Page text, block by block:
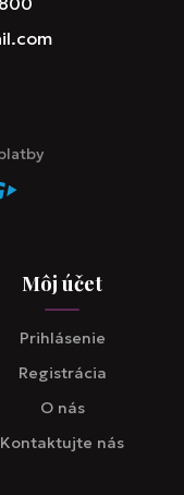
Môj účet
Prihlásenie
Registrácia
O nás
Kontaktujte nás